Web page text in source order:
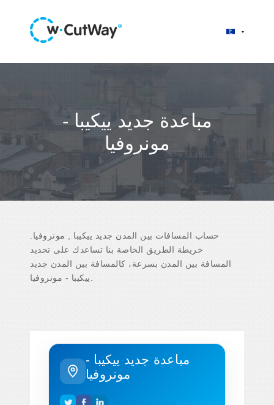
مباعدة جديد ييكيبا -
مونروفيا
حساب المسافات بين المدن جديد ييكيبا , مونروفيا.
خريطة الطريق الخاصة بنا تساعدك على تحديد
المسافة بين المدن بسرعة، كالمسافة بين المدن جديد
مباعدة جديد ييكيبا -
مونروفيا